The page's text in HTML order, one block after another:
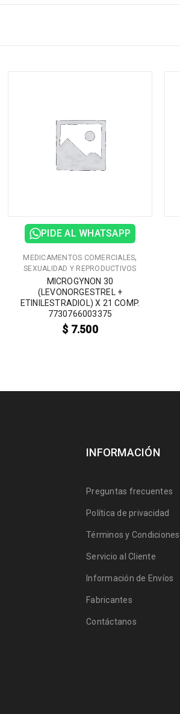
PIDE AL WHATSAPP
MEDICAMENTOS COMERCIALES,
SEXUALIDAD Y REPRODUCTIVOS
MICROGYNON 30
(LEVONORGESTREL +
ETINILESTRADIOL) X 21 COMP.
7730766003375
$ 7.500
INFORMACIÓN
Preguntas frecuentes
Política de privacidad
Términos y Condiciones
Servicio al Cliente
Información de Envíos
Fabricantes
Contáctanos